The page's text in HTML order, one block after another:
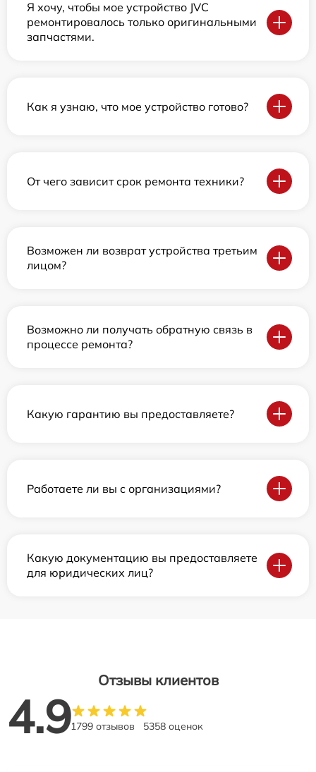
Я хочу, чтобы мое устройство JVC
ремонтировалось только оригинальными
запчастями.
Как я узнаю, что мое устройство готово?
От чего зависит срок ремонта техники?
Возможен ли возврат устройства третьим
лицом?
Возможно ли получать обратную связь в
процессе ремонта?
Какую гарантию вы предоставляете?
Работаете ли вы с организациями?
Какую документацию вы предоставляете
для юридических лиц?
Отзывы клиентов
4.91799 отзывов 5358 оценок